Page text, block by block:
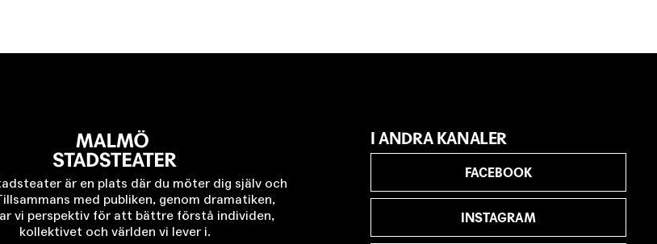
är en plats där du möter dig själv och
med publiken, genom dramatiken,
vi perspektiv för att bättre förstå individen,
kollektivet och världen vi lever i.
I ANDRA KANALER
FACEBOOK
INSTAGRAM